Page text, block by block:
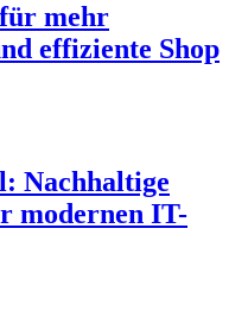
mehr
effiziente Shop
Nachhaltige
modernen IT-